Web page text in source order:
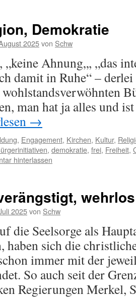
Demokratie
2025von Schw
„keine Ahnung„, „das
damit in Ruhe“ –
man hat ja alles und
→
, Engagement, Kirchen, Kultur,
, demokratie, frei, Freiheit,
hinterlassen
wehrlos
2025von Schw
die Seelsorge als
haben sich die
immer mit der
So auch seit der
Regierungen Merkel,